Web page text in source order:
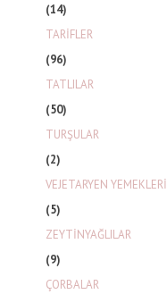
(14)
TARİFLER
(96)
TATLILAR
(50)
TURŞULAR
(2)
VEJETARYEN YEMEKLERİ
(5)
ZEYTİNYAĞLILAR
(9)
ÇORBALAR